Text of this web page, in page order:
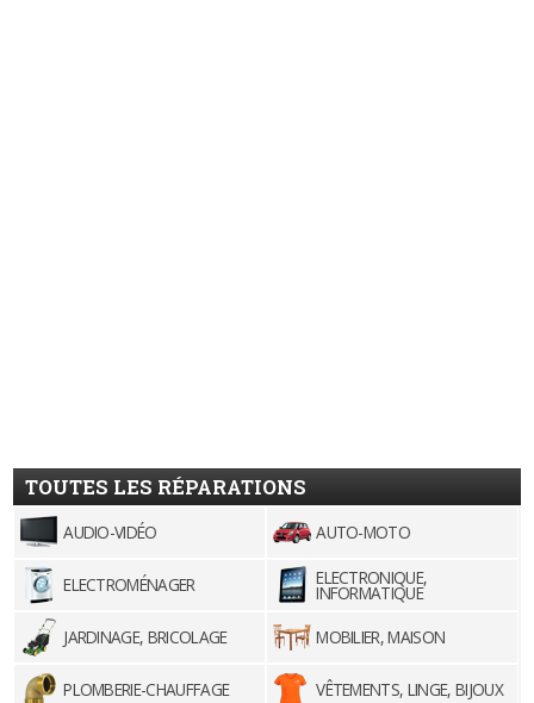
TOUTES LES RÉPARATIONS
AUDIO-VIDÉO AUTO-MOTO
ELECTROMÉNAGER ELECTRONIQUE,
INFORMATIQUE
JARDINAGE, BRICOLAGE
MOBILIER, MAISON
PLOMBERIE-CHAUFFAGE VÊTEMENTS, LINGE, BIJOUX